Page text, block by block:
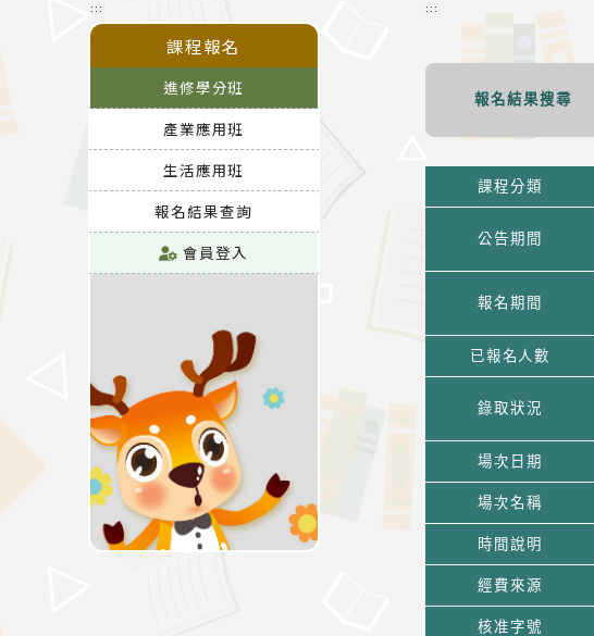
:::
課程報名
進修學分班
產業應用班
生活應用班
報名結果查詢
會員登入
:::
報名結果搜尋
課程分類
公告期間
報名期間
已報名人數
錄取狀況
場次日期
場次名稱
時間說明
經費來源
核准字號